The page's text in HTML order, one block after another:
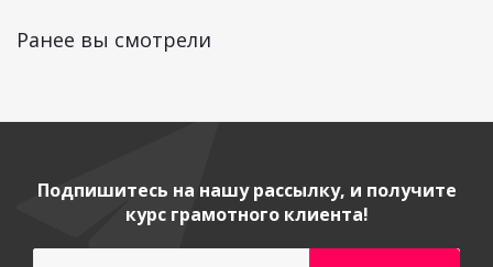
Ранее вы смотрели
Подпишитесь на нашу рассылку, и получите
курс грамотного клиента!